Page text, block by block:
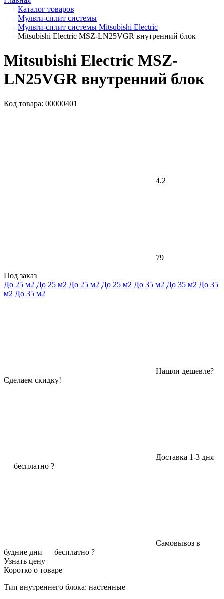
— Каталог товаров
— Мульти-сплит системы
— Мульти-сплит системы Mitsubishi Electric
— Mitsubishi Electric MSZ-LN25VGR внутренний блок
Mitsubishi Electric MSZ-
LN25VGR внутренний блок
Код товара: 00000401
4.2
79
Под заказ
До 25 м2 До 25 м2 До 25 м2 До 25 м2 До 35 м2 До 35 м2 До 35
м2 До 35 м2
Нашли дешевле?
Сделаем скидку!
Доставка 1-3 дня
— бесплатно ?
Самовывоз в
будние дни — бесплатно ?
Узнать цену
Коротко о товаре
Тип внутреннего блока: настенные